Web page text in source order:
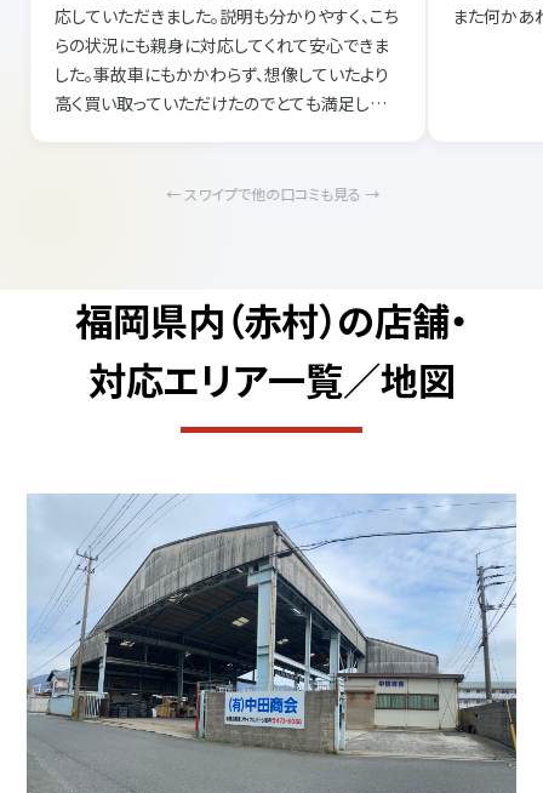
応していただきました。説明も分かりやすく、こち
らの状況にも親身に対応してくれて安心できま
した。事故車にもかかわらず、想像していたより
高く買い取っていただけたのでとても満足してい
また何かあ
← スワイプで他の口コミも見る →
福岡県内（赤村）の店舗・
対応エリア一覧／地図